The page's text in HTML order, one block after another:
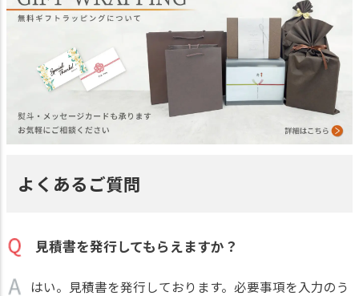
よくあるご質問
見積書を発行してもらえますか？
はい。見積書を発行しております。必要事項を入力のう